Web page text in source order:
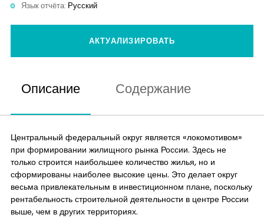
Язык отчёта: Русский
АКТУАЛИЗИРОВАТЬ
Описание Содержание
Центральный федеральный округ является «локомотивом»
при формировании жилищного рынка России. Здесь не
только строится наибольшее количество жилья, но и
сформированы наиболее высокие цены. Это делает округ
весьма привлекательным в инвестиционном плане, поскольку
рентабельность строительной деятельности в центре России
выше, чем в других территориях.